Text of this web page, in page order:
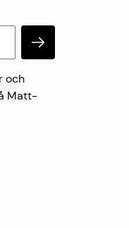
och
Matt-